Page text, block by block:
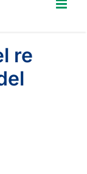
re